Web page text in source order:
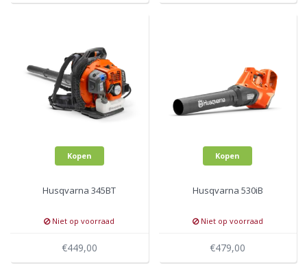
Kopen
Husqvarna 345BT
Niet op voorraad
€449,00
Kopen
Husqvarna 530iB
Niet op voorraad
€479,00